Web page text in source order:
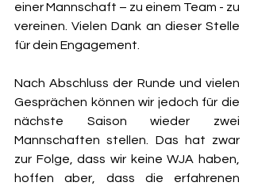
einer Mannschaft – zu einem Team - zu
vereinen. Vielen Dank an dieser Stelle
für dein Engagement.
Nach Abschluss der Runde und vielen
Gesprächen können wir jedoch für die
nächste Saison wieder zwei
Mannschaften stellen. Das hat zwar
zur Folge, dass wir keine WJA haben,
hoffen aber, dass die erfahrenen